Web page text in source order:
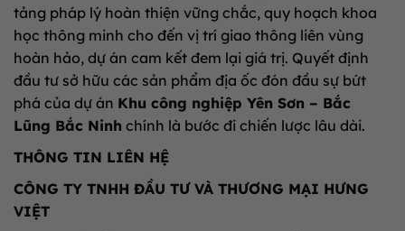
tảng pháp lý hoàn thiện vững chắc, quy hoạch khoa
học thông minh cho đến vị trí giao thông liên vùng
hoàn hảo, dự án cam kết đem lại giá trị. Quyết định
đầu tư sở hữu các sản phẩm địa ốc đón đầu sự bứt
phá của dự án Khu công nghiệp Yên Sơn – Bắc
Lũng Bắc Ninh chính là bước đi chiến lược lâu dài.
THÔNG TIN LIÊN HỆ
CÔNG TY TNHH ĐẦU TƯ VÀ THƯƠNG MẠI HƯNG
VIỆT